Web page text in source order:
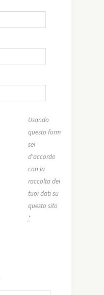
Usando
questo form
sei
d'accordo
con la
raccolta dei
tuoi dati su
questo sito
*